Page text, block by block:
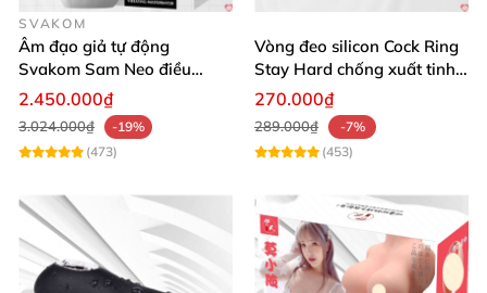
Người dùng cá nhân muốn trải nghiệm thủ dâm
chân thực hơn
Ưu điểm khi sử dụng:
SVAKOM
Âm đạo giả tự động
Svakom Sam Neo điều
khiển app webcam cao cấp
2.450.000₫
3.024.000₫
-19%
(473)
Vòng đeo silicon Cock Ring
Stay Hard chống xuất tinh
sớm
270.000₫
289.000₫
-7%
(453)